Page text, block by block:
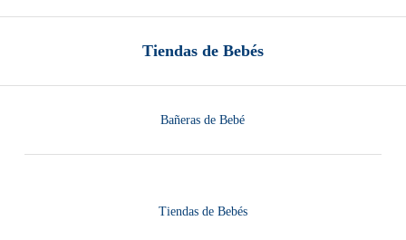
Tiendas de Bebés
Bañeras de Bebé
Tiendas de Bebés